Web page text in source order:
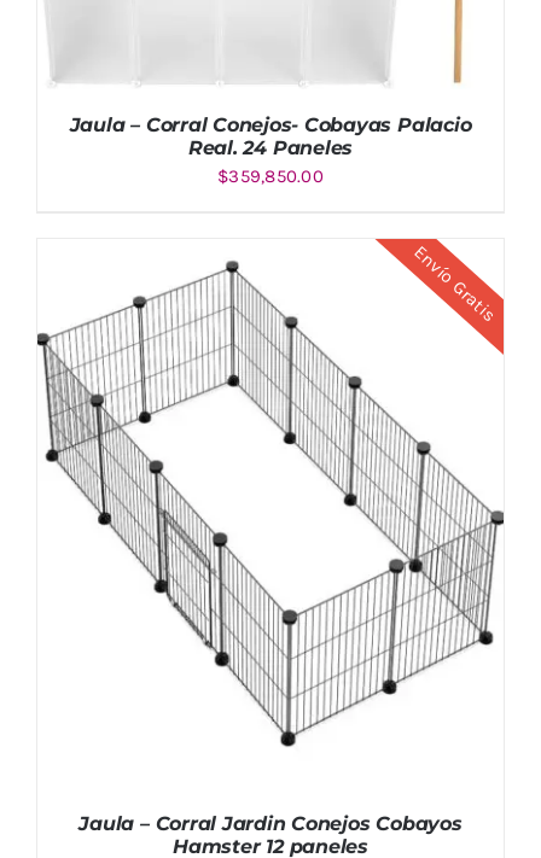
AÑADIR AL CARRITO /
Jaula – Corral Conejos- Cobayas Palacio
Real. 24 Paneles
$359,850.00
Envío Gratis
Jaula – Corral Jardin Conejos Cobayos
Hamster 12 paneles